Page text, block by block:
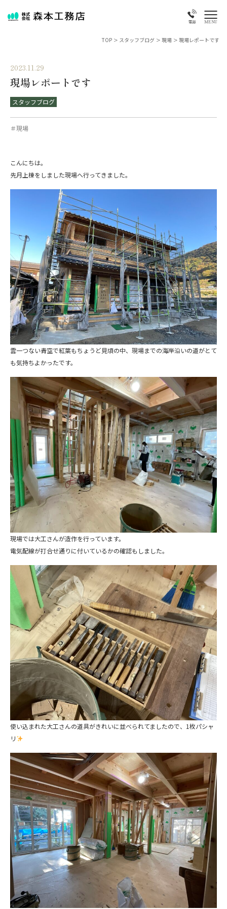
電話 MENU
TOP > スタッフブログ > 現場 > 現場レポートです
2023.11.29
現場レポートです
スタッフブログ
＃現場
こんにちは。
先月上棟をしました現場へ行ってきました。
雲一つない青空で紅葉もちょうど見頃の中、現場までの海岸沿いの道がとて
も気持ちよかったです。
現場では大工さんが造作を行っています。
電気配線が打合せ通りに付いているかの確認もしました。
使い込まれた大工さんの道具がきれいに並べられてましたので、1枚パシャ
リ